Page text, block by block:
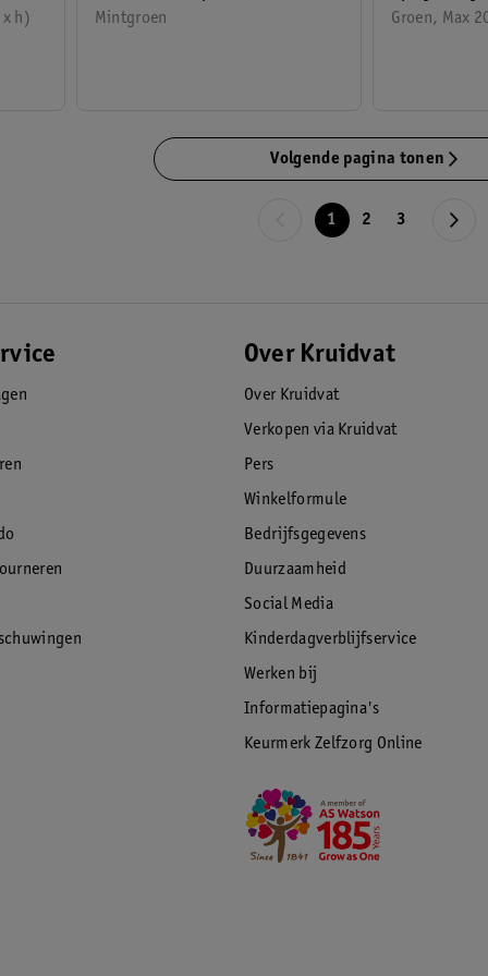
x h)
Mintgroen
Groen, Max
Volgende pagina tonen
1 2 3
Over Kruidvat
Over Kruidvat
Verkopen via Kruidvat
Pers
Winkelformule
Bedrijfsgegevens
Duurzaamheid
Social Media
Kinderdagverblijfservice
Werken bij
Informatiepagina's
Keurmerk Zelfzorg Online